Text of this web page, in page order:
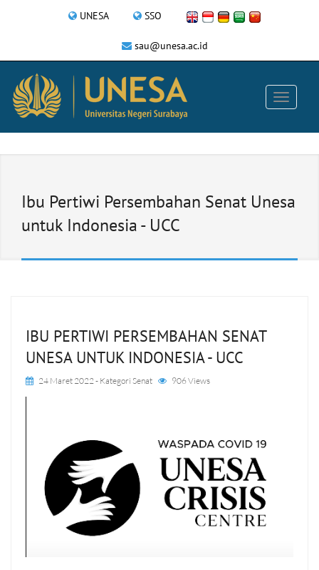
UNESA SSO
sau@unesa.ac.id
Ibu Pertiwi Persembahan Senat Unesa
untuk Indonesia - UCC
IBU PERTIWI PERSEMBAHAN SENAT
UNESA UNTUK INDONESIA - UCC
24 Maret 2022- Kategori Senat 906 Views